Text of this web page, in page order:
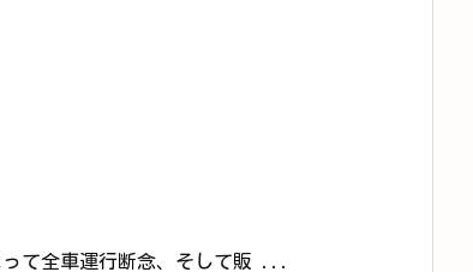
て全車運行断念、そして販 ...